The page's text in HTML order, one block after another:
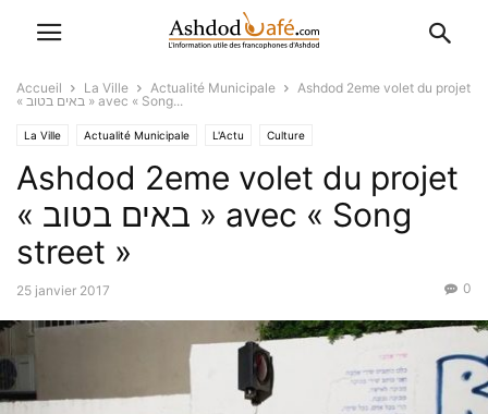
Accueil La Ville Actualité Municipale
Ashdod 2eme volet du projet
« באים בטוב » avec « Song...
La Ville Actualité Municipale L'Actu Culture
Ashdod 2eme volet du projet
« באים בטוב » avec « Song
street »
25 janvier 2017 0